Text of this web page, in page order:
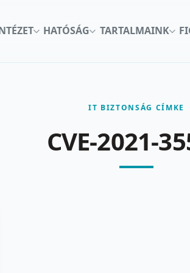
HATÓSÁG TARTALMAINK
IT BIZTONSÁG CÍMKE
CVE-2021-